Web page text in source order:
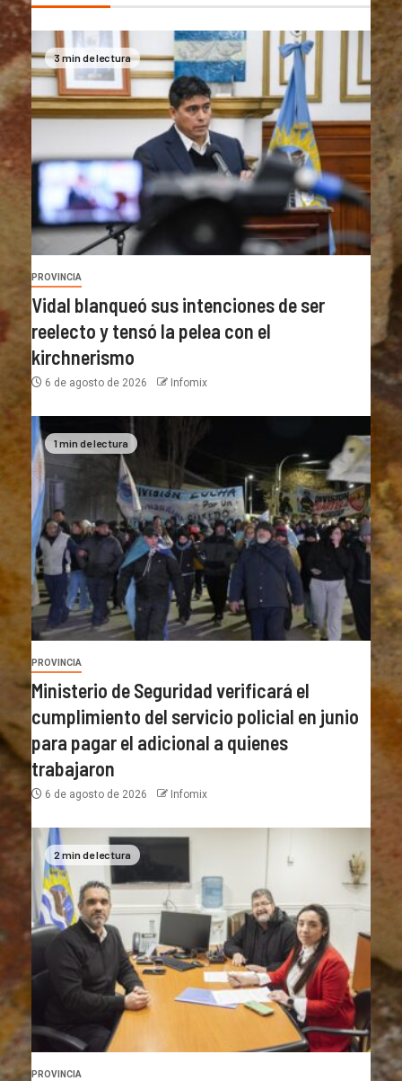
3 min de lectura
PROVINCIA
Vidal blanqueó sus intenciones de ser
reelecto y tensó la pelea con el
kirchnerismo
6 de agosto de 2026 Infomix
1 min de lectura
PROVINCIA
Ministerio de Seguridad verificará el
cumplimiento del servicio policial en junio
para pagar el adicional a quienes
trabajaron
6 de agosto de 2026 Infomix
2 min de lectura
PROVINCIA